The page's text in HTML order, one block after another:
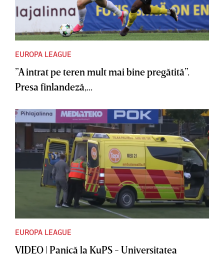
EUROPA LEAGUE
”A intrat pe teren mult mai bine pregătită”.
Presa finlandeză,...
EUROPA LEAGUE
VIDEO | Panică la KuPS - Universitatea